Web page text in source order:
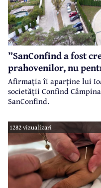
”SanConfind a fost
prahovenilor, nu
Afirmația îi aparține lui
societății Confind
SanConfind.
1282 vizualizari